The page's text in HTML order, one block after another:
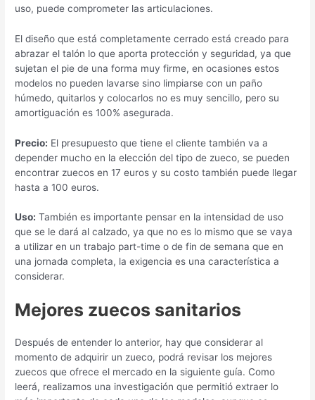
uso, puede comprometer las articulaciones.
El diseño que está completamente cerrado está creado para
abrazar el talón lo que aporta protección y seguridad, ya que
sujetan el pie de una forma muy firme, en ocasiones estos
modelos no pueden lavarse sino limpiarse con un paño
húmedo, quitarlos y colocarlos no es muy sencillo, pero su
amortiguación es 100% asegurada.
Precio: El presupuesto que tiene el cliente también va a
depender mucho en la elección del tipo de zueco, se pueden
encontrar zuecos en 17 euros y su costo también puede llegar
hasta a 100 euros.
Uso: También es importante pensar en la intensidad de uso
que se le dará al calzado, ya que no es lo mismo que se vaya
a utilizar en un trabajo part-time o de fin de semana que en
una jornada completa, la exigencia es una característica a
considerar.
Mejores zuecos sanitarios
Después de entender lo anterior, hay que considerar al
momento de adquirir un zueco, podrá revisar los mejores
zuecos que ofrece el mercado en la siguiente guía. Como
leerá, realizamos una investigación que permitió extraer lo